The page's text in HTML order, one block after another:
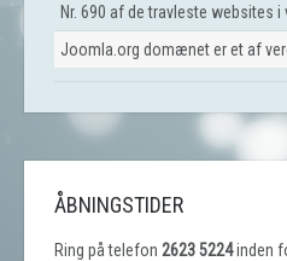
Nr. 690 af de travleste websites i
Joomla.org domænet er et af
ÅBNINGSTIDER
Ring på telefon 2623 5224inden